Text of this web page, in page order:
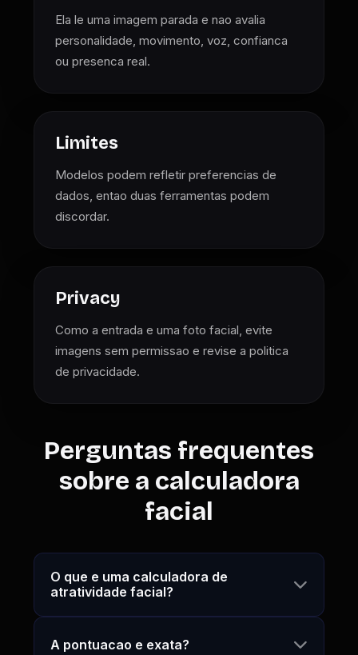
Ela le uma imagem parada e nao avalia
personalidade, movimento, voz, confianca
ou presenca real.
Limites
Modelos podem refletir preferencias de
dados, entao duas ferramentas podem
discordar.
Privacy
Como a entrada e uma foto facial, evite
imagens sem permissao e revise a politica
de privacidade.
Perguntas frequentes
sobre a calculadora
facial
O que e uma calculadora de
atratividade facial?
A pontuacao e exata?